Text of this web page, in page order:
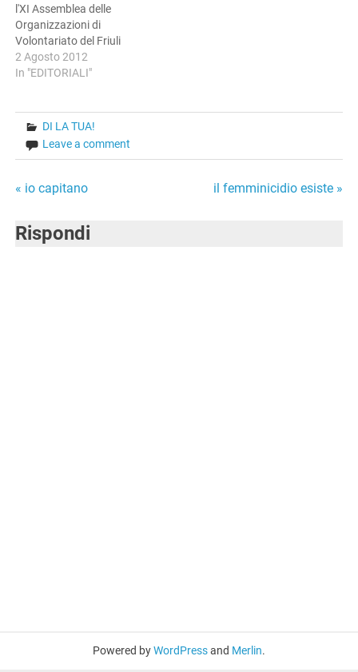
l'XI Assemblea delle
Organizzazioni di
Volontariato del Friuli
Venezia Giulia. La
partecipazione non è stata
rappresentate su oltre mille
Regionale. Nell'introduzione
Volontariato, Roberto
l'Assemblea…
2 Agosto 2012
In "EDITORIALI"
DI LA TUA!
Leave a comment
Navigazione
articoli
« io capitano il femminicidio esiste »
Rispondi
Powered byWordPressand Merlin.